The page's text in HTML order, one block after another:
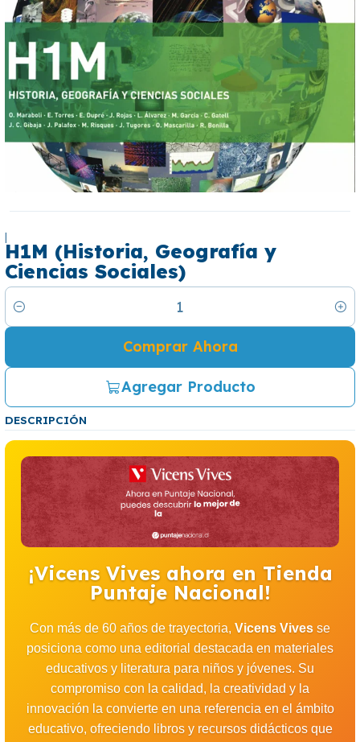
|
H1M (Historia, Geografía y
Ciencias Sociales)
Cantidad
Agregar Producto
Comprar Ahora
DESCRIPCIÓN
¡Vicens Vives ahora en Tienda
Puntaje Nacional!
Con más de 60 años de trayectoria, Vicens Vives se
posiciona como una editorial destacada en materiales
educativos y literatura para niños y jóvenes. Su
compromiso con la calidad, la creatividad y la
innovación la convierte en una referencia en el ámbito
educativo, ofreciendo libros y recursos didácticos que